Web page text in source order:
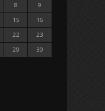
8
9
15
16
22
23
29
30